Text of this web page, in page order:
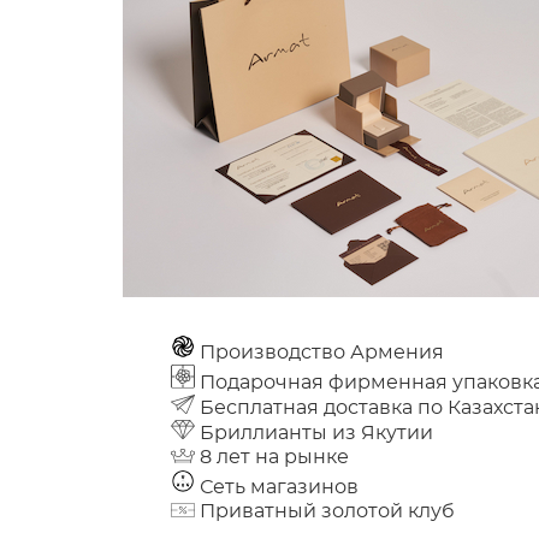
Производство Армения
Подарочная фирменная
Бесплатная доставка по
Бриллианты из Якутии
8 лет на рынке
Сеть магазинов
Приватный золотой клуб